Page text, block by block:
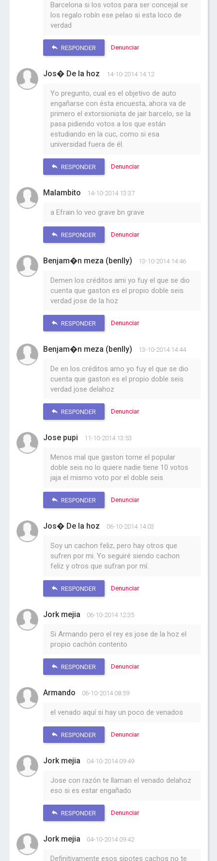
Barcelona si los votos para ser concejal se
los regalo robín ese pelao si esta loco de
verdad
RESPONDER Denunciar
Jos� De la hoz 14-10-2014 14:12
Yo pregunto, cual es el objetivo de auto
engañarse con ésta encuesta, ahora va de
primero el extorsionista de jair barcelo, se la
pasa pidiendo votos a los que están
estudiando en la cuc, como si esa
universidad fuera de él.
RESPONDER Denunciar
Malambito 14-10-2014 13:37
a Efrain lo veo grave bn grave
RESPONDER Denunciar
Benjam�n meza (benlly) 13-10-2014 14:46
Demen los créditos ami yo fuy el que se dio
cuenta que gaston es el propio doble seis
verdad jose de la hoz
RESPONDER Denunciar
Benjam�n meza (benlly) 13-10-2014 14:44
De en los créditos amo yo fuy el que se dio
cuenta que gaston es el propio doble seis
verdad jose delahoz
RESPONDER Denunciar
Jose pupi 11-10-2014 13:53
Menos mal que gaston torne el popular
doble seis no lo quiere nadie tiene 10 votos
jaja el mismo voto por el doble seis
RESPONDER Denunciar
Jos� De la hoz 06-10-2014 14:03
Soy un cachon feliz, pero hay otros que
sufren por mi. Yo seguiré siendo cachon
feliz y otros que sufran por mí.
RESPONDER Denunciar
Jork mejia 06-10-2014 12:35
Si Armando pero el rey es jose de la hoz el
propio cachón contento
RESPONDER Denunciar
Armando 06-10-2014 08:59
el venado aquí si hay un poco de venados
RESPONDER Denunciar
Jork mejia 04-10-2014 09:49
Jose con razón te llaman el venado delahoz
eso si es estar engañado
RESPONDER Denunciar
Jork mejia 04-10-2014 09:42
Definitivamente esos sipotes cachos no te